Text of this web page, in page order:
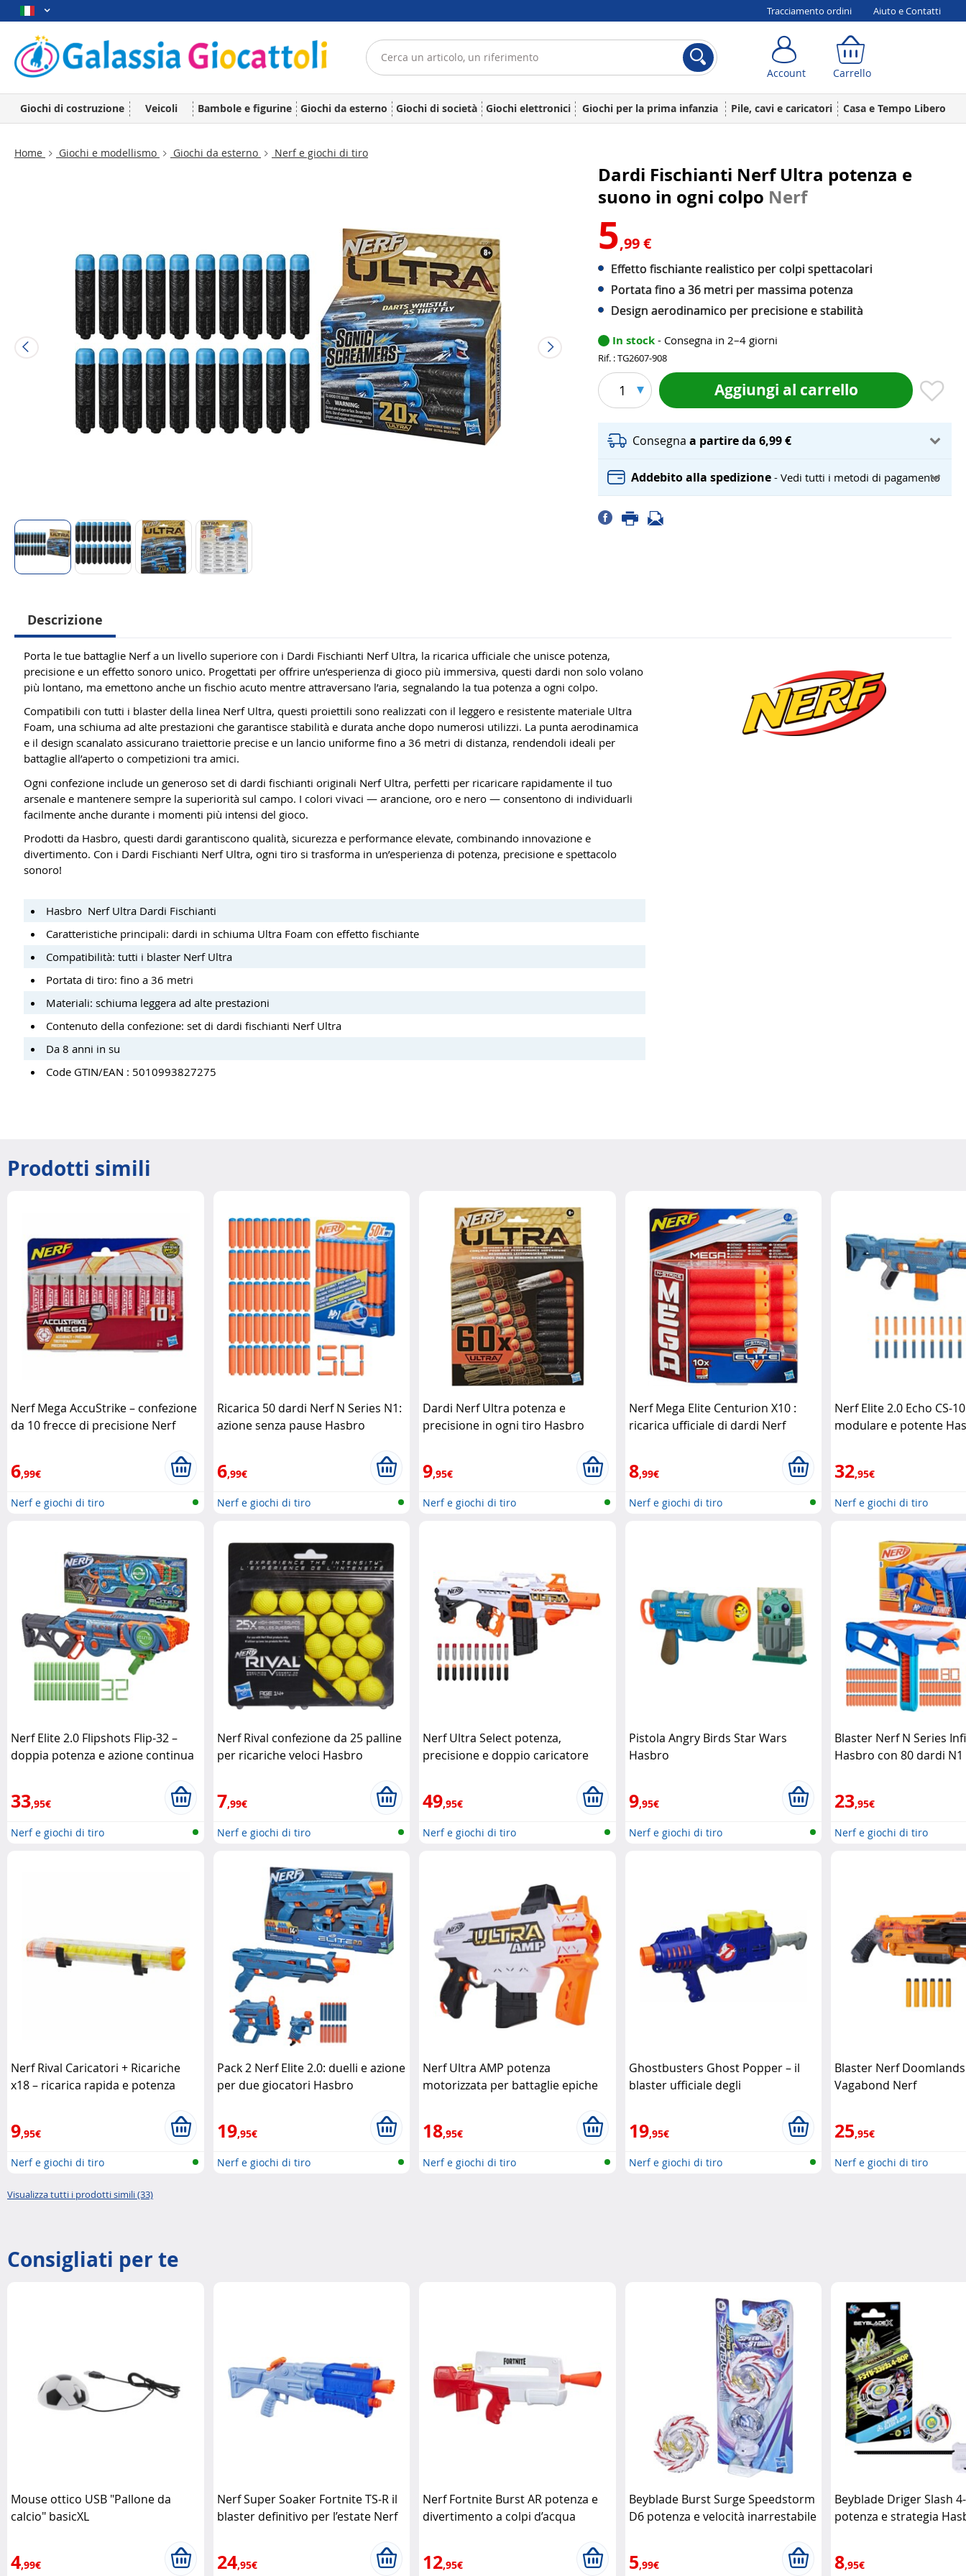
Tracciamento ordini Aiuto e Contatti
Account Carrello
Giochi di costruzione Veicoli Bambole e figurine Giochi da esterno Giochi di società Giochi elettronici Giochi per la prima infanzia Pile, cavi e caricatori Casa e Tempo Libero
Home Giochi e modellismo Giochi da esterno Nerf e giochi di tiro
Dardi Fischianti Nerf Ultra potenza e
suono in ogni colpo Nerf
5,99 €
Effetto fischiante realistico per colpi spettacolari
Portata fino a 36 metri per massima potenza
Design aerodinamico per precisione e stabilità
In stock - Consegna in 2–4 giorni
Rif. : TG2607-908
1 Aggiungi al carrello
Consegnaa partire da 6,99 €
Addebito alla spedizione- Vedi tutti i metodi di pagamento
Descrizione
Porta le tue battaglie Nerf a un livello superiore con i Dardi Fischianti Nerf Ultra, la ricarica ufficiale che unisce potenza,
precisione e un effetto sonoro unico. Progettati per offrire un’esperienza di gioco più immersiva, questi dardi non solo volano
più lontano, ma emettono anche un fischio acuto mentre attraversano l’aria, segnalando la tua potenza a ogni colpo.
Compatibili con tutti i blaster della linea Nerf Ultra, questi proiettili sono realizzati con il leggero e resistente materiale Ultra
Foam, una schiuma ad alte prestazioni che garantisce stabilità e durata anche dopo numerosi utilizzi. La punta aerodinamica
e il design scanalato assicurano traiettorie precise e un lancio uniforme fino a 36 metri di distanza, rendendoli ideali per
battaglie all’aperto o competizioni tra amici.
Ogni confezione include un generoso set di dardi fischianti originali Nerf Ultra, perfetti per ricaricare rapidamente il tuo
arsenale e mantenere sempre la superiorità sul campo. I colori vivaci — arancione, oro e nero — consentono di individuarli
facilmente anche durante i momenti più intensi del gioco.
Prodotti da Hasbro, questi dardi garantiscono qualità, sicurezza e performance elevate, combinando innovazione e
divertimento. Con i Dardi Fischianti Nerf Ultra, ogni tiro si trasforma in un’esperienza di potenza, precisione e spettacolo
sonoro!
Hasbro Nerf Ultra Dardi Fischianti
Caratteristiche principali: dardi in schiuma Ultra Foam con effetto fischiante
Compatibilità: tutti i blaster Nerf Ultra
Portata di tiro: fino a 36 metri
Materiali: schiuma leggera ad alte prestazioni
Contenuto della confezione: set di dardi fischianti Nerf Ultra
Da 8 anni in su
Code GTIN/EAN : 5010993827275
Prodotti simili
Nerf Mega AccuStrike – confezione
da 10 frecce di precisione Nerf
6,99€
Nerf e giochi di tiro
Ricarica 50 dardi Nerf N Series N1:
azione senza pause Hasbro
6,99€
Nerf e giochi di tiro
Dardi Nerf Ultra potenza e
precisione in ogni tiro Hasbro
9,95€
Nerf e giochi di tiro
Nerf Mega Elite Centurion X10 :
ricarica ufficiale di dardi Nerf
8,99€
Nerf e giochi di tiro
Nerf Elite 2.0 Echo CS-
modulare e potente
32,95€
Nerf e giochi di tiro
Nerf Elite 2.0 Flipshots Flip-32 –
doppia potenza e azione continua
33,95€
Nerf e giochi di tiro
Nerf Rival confezione da 25 palline
per ricariche veloci Hasbro
7,99€
Nerf e giochi di tiro
Nerf Ultra Select potenza,
precisione e doppio caricatore
49,95€
Nerf e giochi di tiro
Pistola Angry Birds Star Wars
Hasbro
9,95€
Nerf e giochi di tiro
Blaster Nerf N Series
Hasbro con 80 dardi
23,95€
Nerf e giochi di tiro
Nerf Rival Caricatori + Ricariche
x18 – ricarica rapida e potenza
9,95€
Nerf e giochi di tiro
Pack 2 Nerf Elite 2.0: duelli e azione
per due giocatori Hasbro
19,95€
Nerf e giochi di tiro
Nerf Ultra AMP potenza
motorizzata per battaglie epiche
18,95€
Nerf e giochi di tiro
Ghostbusters Ghost Popper – il
blaster ufficiale degli
19,95€
Nerf e giochi di tiro
Blaster Nerf
Vagabond Nerf
25,95€
Nerf e giochi di tiro
Visualizza tutti i prodotti simili (33)
Consigliati per te
Mouse ottico USB "Pallone da
calcio" basicXL
4,99€
Nerf Super Soaker Fortnite TS-R il
blaster definitivo per l’estate Nerf
24,95€
Nerf Fortnite Burst AR potenza e
divertimento a colpi d’acqua
12,95€
Beyblade Burst Surge Speedstorm
D6 potenza e velocità inarrestabile
5,99€
Beyblade Driger Slash
potenza e strategia
8,95€
Account Carrello